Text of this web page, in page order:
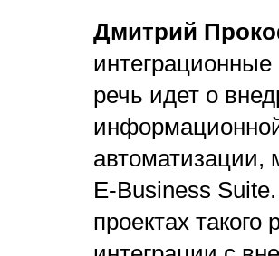
Дмитрий
речь идет о
автоматизации,
E-Business
проектах